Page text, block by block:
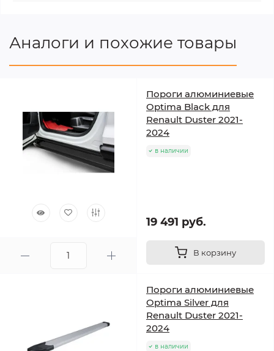
Аналоги и похожие товары
Пороги алюминиевые
Optima Black для
Renault Duster 2021-
2024
в наличии
19 491 руб.
В корзину
Пороги алюминиевые
Optima Silver для
Renault Duster 2021-
2024
в наличии